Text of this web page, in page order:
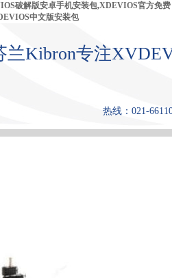
破解版安卓手机安装包,XDEVIOS官方免费
中文版安装包
兰Kibron专注
热线：021-
页 产品中心 张力仪